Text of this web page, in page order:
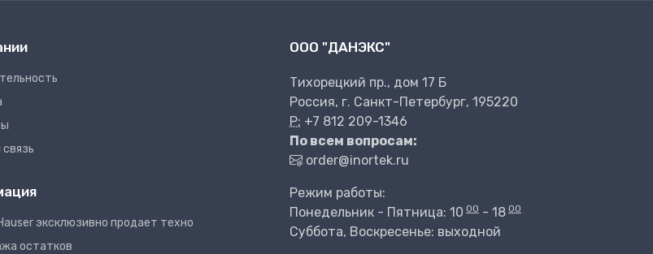
эксклюзивно продает техно
остатков
ООО "ДАНЭКС"
Тихорецкий пр., дом 17 Б
Россия, г. Санкт-Петербург, 195220
P: +7 812 209-1346
По всем вопросам:
order@inortek.ru
Режим работы:
Понедельник - Пятница: 10 00 - 18 00
Суббота, Воскресенье: выходной